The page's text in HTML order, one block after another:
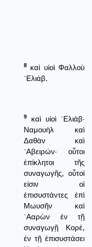
8
καὶ υἱοὶ Φαλλοὺ
῾Ελιάβ.
9
καὶ υἱοὶ ῾Ελιάβ·
Ναμουὴλ καὶ
Δαθὰν καὶ
᾿Αβειρών· οὗτοι
ἐπίκλητοι τῆς
συναγωγῆς, οὗτοί
εἰσιν οἱ
ἐπισυστάντες ἐπὶ
Μωυσῆν καὶ
᾿Ααρὼν ἐν τῇ
συναγωγῇ Κορέ,
ἐν τῇ ἐπισυστάσει